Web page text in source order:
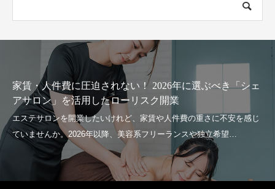
フェイシャルエステ「美容師免許」問題、業界結集し
策提言